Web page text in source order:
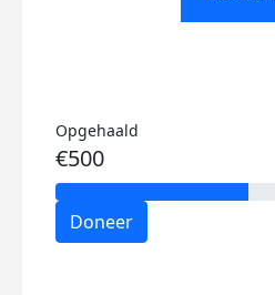
Opgehaald
€500
Doneer